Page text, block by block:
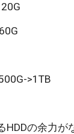
>1TB
HDDの余力が